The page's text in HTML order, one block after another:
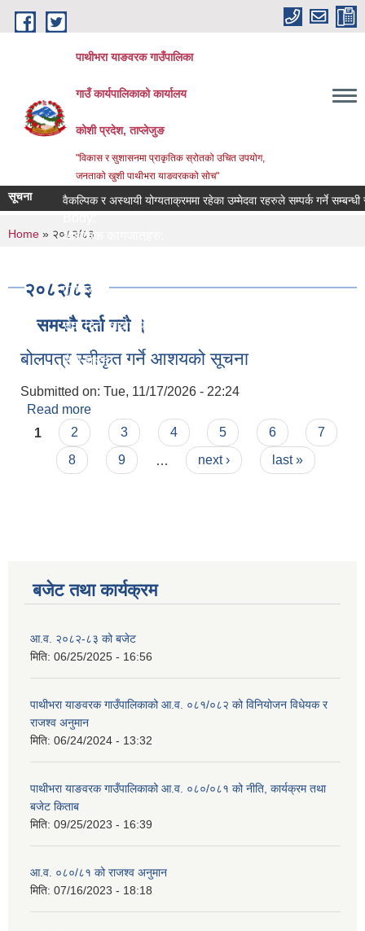
Skip to main content
पाथीभरा याङवरक गाउँपालिका
गाउँ कार्यपालिकाको कार्यालय
कोशी प्रदेश, ताप्लेजुङ
"विकास र सुशासनमा प्राकृतिक स्रोतको उचित उपयोग,
जनताको खुशी पाथीभरा याङवरकको सोच"
सूचना वैकल्पिक र अस्थायी योग्यताक्रममा रहेका उम्मेदवा रहरुले सम्पर्क गर्ने सम्बन्धी
आवश्यक कागजातहरु:
प्रक्रिया:
सेवा दिने कार्यालय:
सेवा शुल्क:
You are here
Home » २०८२/८३
२०८२/८३
समयमै दर्ता गरौ ।
बोलपत्र स्वीकृत गर्ने आशयको सूचना
Submitted on: Tue, 11/17/2026 - 22:24
Read more
Pages
1 2 3 4 5 6
7
8
9 next › last »
बजेट तथा कार्यक्रम
आ.व. २०८२-८३ को बजेट
मिति: 06/25/2025 - 16:56
पाथीभरा याङवरक गाउँपालिकाको आ.व. ०८१/०८२ को विनियोजन विधेयक र
राजश्व अनुमान
मिति: 06/24/2024 - 13:32
पाथीभरा याङवरक गाउँपालिकाको आ.व. ०८०/०८१ को नीति, कार्यक्रम तथा
बजेट किताब
मिति: 09/25/2023 - 16:39
आ.व. ०८०/८१ को राजश्व अनुमान
मिति: 07/16/2023 - 18:18